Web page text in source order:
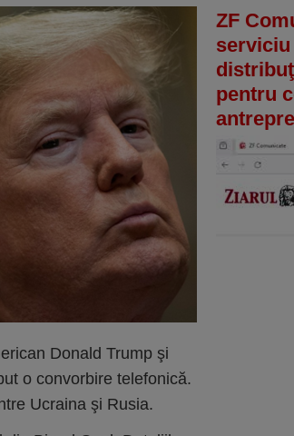
Donald Trump şi
o convorbire telefonică.
Ucraina şi Rusia.
ZF
pentru